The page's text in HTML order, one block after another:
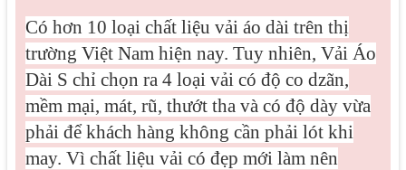
Có hơn 10 loại chất liệu vải áo dài trên thị
trường Việt Nam hiện nay. Tuy nhiên, Vải Áo
Dài S chỉ chọn ra 4 loại vải có độ co dzãn,
mềm mại, mát, rũ, thướt tha và có độ dày vừa
phải để khách hàng không cần phải lót khi
may. Vì chất liệu vải có đẹp mới làm nên